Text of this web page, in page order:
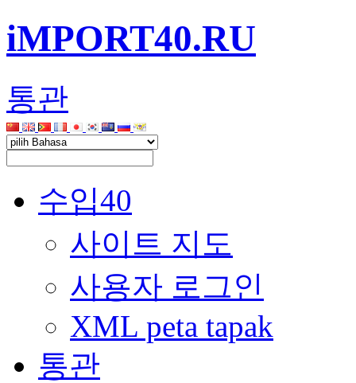
iMPORT40.RU
통관
수입40
사이트 지도
사용자 로그인
XML peta tapak
통관